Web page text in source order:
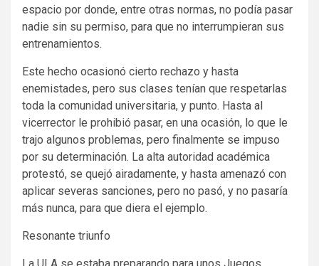
espacio por donde, entre otras normas, no podía pasar
nadie sin su permiso, para que no interrumpieran sus
entrenamientos.
Este hecho ocasionó cierto rechazo y hasta
enemistades, pero sus clases tenían que respetarlas
toda la comunidad universitaria, y punto. Hasta al
vicerrector le prohibió pasar, en una ocasión, lo que le
trajo algunos problemas, pero finalmente se impuso
por su determinación. La alta autoridad académica
protestó, se quejó airadamente, y hasta amenazó con
aplicar severas sanciones, pero no pasó, y no pasaría
más nunca, para que diera el ejemplo.
Resonante triunfo